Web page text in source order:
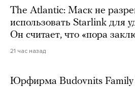
The Atlantic: Маск не
использовать Starlink для
Он считает, что «пора
21 час назад
Юрфирма Budovnits Family